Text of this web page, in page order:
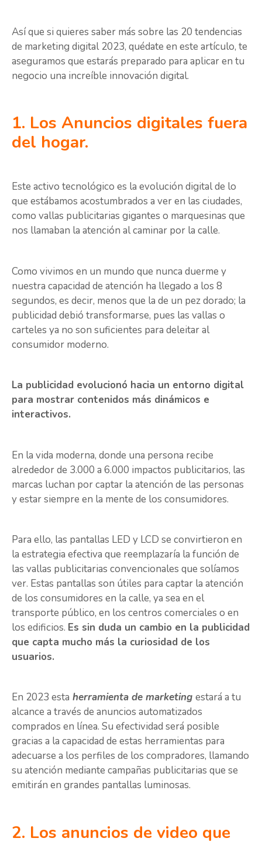
Así que si quieres saber más sobre las 20 tendencias
de marketing digital 2023, quédate en este artículo, te
aseguramos que estarás preparado para aplicar en tu
negocio una increíble innovación digital.
1. Los Anuncios digitales fuera
del hogar.
Este activo tecnológico es la evolución digital de lo
que estábamos acostumbrados a ver en las ciudades,
como vallas publicitarias gigantes o marquesinas que
nos llamaban la atención al caminar por la calle.
Como vivimos en un mundo que nunca duerme y
nuestra capacidad de atención ha llegado a los 8
segundos, es decir, menos que la de un pez dorado; la
publicidad debió transformarse, pues las vallas o
carteles ya no son suficientes para deleitar al
consumidor moderno.
La publicidad evolucionó hacia un entorno digital
para mostrar contenidos más dinámicos e
interactivos.
En la vida moderna, donde una persona recibe
alrededor de 3.000 a 6.000 impactos publicitarios, las
marcas luchan por captar la atención de las personas
y estar siempre en la mente de los consumidores.
Para ello, las pantallas LED y LCD se convirtieron en
la estrategia efectiva que reemplazaría la función de
las vallas publicitarias convencionales que solíamos
ver. Estas pantallas son útiles para captar la atención
de los consumidores en la calle, ya sea en el
transporte público, en los centros comerciales o en
los edificios. Es sin duda un cambio en la publicidad
que capta mucho más la curiosidad de los
usuarios.
En 2023 esta herramienta de marketing estará a tu
alcance a través de anuncios automatizados
comprados en línea. Su efectividad será posible
gracias a la capacidad de estas herramientas para
adecuarse a los perfiles de los compradores, llamando
su atención mediante campañas publicitarias que se
emitirán en grandes pantallas luminosas.
2. Los anuncios de video que